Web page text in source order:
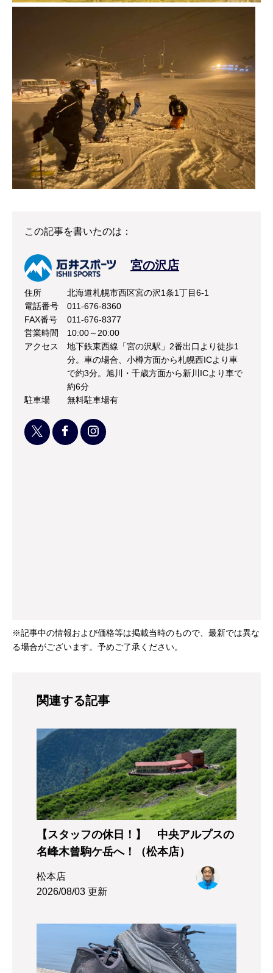
この記事を書いたのは：
宮の沢店
住所
北海道札幌市西区宮の沢1条1丁目6-1
電話番号
011-676-8360
FAX番号
011-676-8377
営業時間
10:00～20:00
アクセス
地下鉄東西線「宮の沢駅」2番出口より徒歩1
分。車の場合、小樽方面から札幌西ICより車
で約3分。旭川・千歳方面から新川ICより車で
約6分
駐車場
無料駐車場有
※記事中の情報および価格等は掲載当時のもので、最新では異な
る場合がございます。予めご了承ください。
関連する記事
【スタッフの休日！】 中央アルプスの
名峰木曾駒ケ岳へ！（松本店）
松本店
2026/08/03 更新